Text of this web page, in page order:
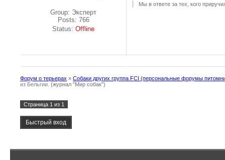
Group: Эксперт
Posts: 766
Status:Offline
Мы в ответе за тех, кого
Форум о терьерах » Собаки других группа FCI (персональные форумы
из Бельгии. (журнал "Мир собак")
Страница 1 из 1